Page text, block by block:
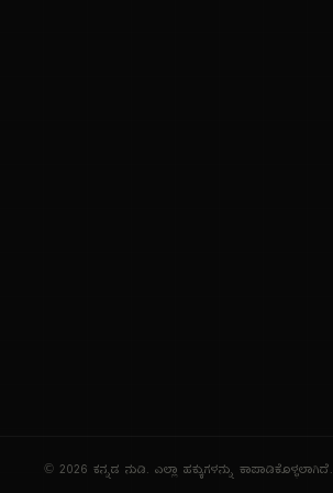
© 2026 ಕನ್ನಡ ನುಡಿ. ಎಲ್ಲಾ ಹಕ್ಕುಗಳನ್ನು ಕಾಪಾಡಿಕೊಳ್ಳಲಾಗಿದೆ.